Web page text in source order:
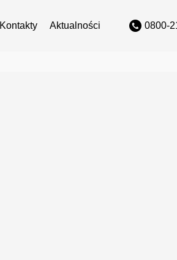
Kontakty Aktualności 0800-